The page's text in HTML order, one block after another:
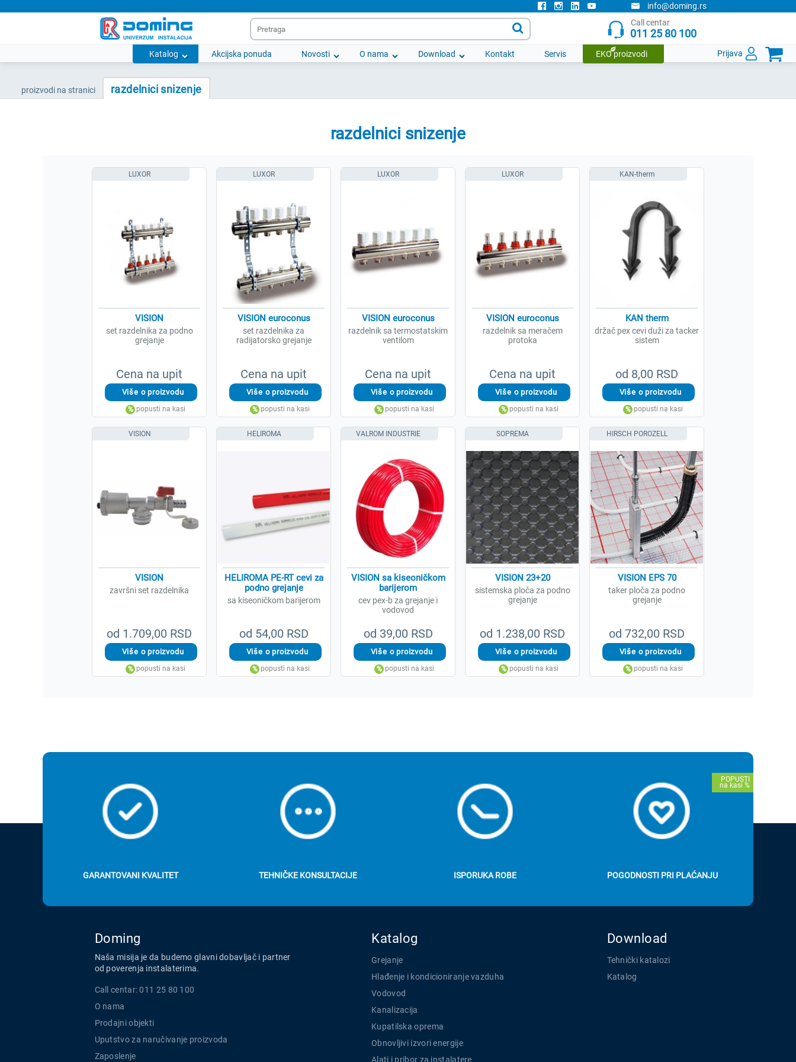
info@doming.rs
Call centar
011 25 80 100
Katalog Akcijska ponuda Novosti O nama Download Kontakt Servis EKO proizvodi Prijava 

proizvodi na stranici razdelnici snizenje
razdelnici snizenje
Cena na upit
VISION
set razdelnika za podno
grejanje
LUXOR
Cena na upit
VISION euroconus
set razdelnika za
radijatorsko grejanje
LUXOR
Cena na upit
VISION euroconus
razdelnik sa termostatskim
ventilom
LUXOR
Cena na upit
VISION euroconus
razdelnik sa meračem
protoka
LUXOR
od 8,00 RSD
KAN therm
držač pex cevi duži za tacker
sistem
KAN-therm
od 1.709,00 RSD
VISION
završni set razdelnika
VISION
od 54,00 RSD
HELIROMA PE-RT cevi za
podno grejanje
sa kiseoničkom barijerom
HELIROMA
od 39,00 RSD
VISION sa kiseoničkom
barijerom
cev pex-b za grejanje i
vodovod
VALROM INDUSTRIE
od 1.238,00 RSD
VISION 23+20
sistemska ploča za podno
grejanje
SOPREMA
od 732,00 RSD
VISION EPS 70
taker ploča za podno
grejanje
HIRSCH POROZELL
GARANTOVANI KVALITET TEHNIČKE KONSULTACIJE ISPORUKA ROBE POGODNOSTI PRI PLAĆANJU
Doming
Naša misija je da budemo glavni dobavljač i partner
od poverenja instalaterima.
Call centar: 011 25 80 100
O nama
Prodajni objekti
Uputstvo za naručivanje proizvoda
Zaposlenje
Katalog
Grejanje
Hlađenje i kondicioniranje vazduha
Vodovod
Kanalizacija
Kupatilska oprema
Obnovljivi izvori energije
Alati i pribor za instalatere
Download
Tehnički katalozi
Katalog